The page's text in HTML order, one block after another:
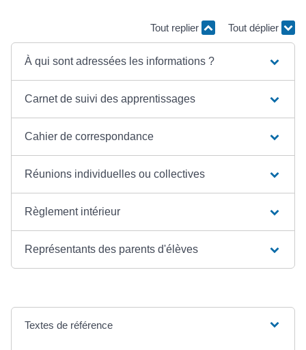
Tout replier Tout déplier
À qui sont adressées les informations ?
Carnet de suivi des apprentissages
Cahier de correspondance
Réunions individuelles ou collectives
Règlement intérieur
Représentants des parents d'élèves
Textes de référence